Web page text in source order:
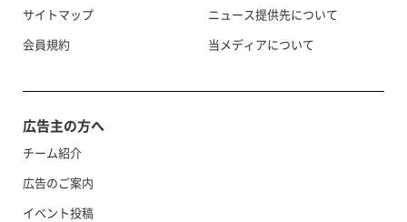
サイトマップ
会員規約
ニュース提供先について
当メディアについて
広告主の方へ
チーム紹介
広告のご案内
イベント投稿